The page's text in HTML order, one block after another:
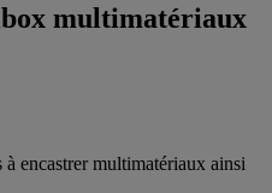
multimatériaux
encastrer multimatériaux ainsi